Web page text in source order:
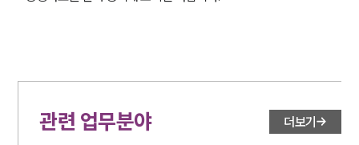
관련 업무분야 더보기